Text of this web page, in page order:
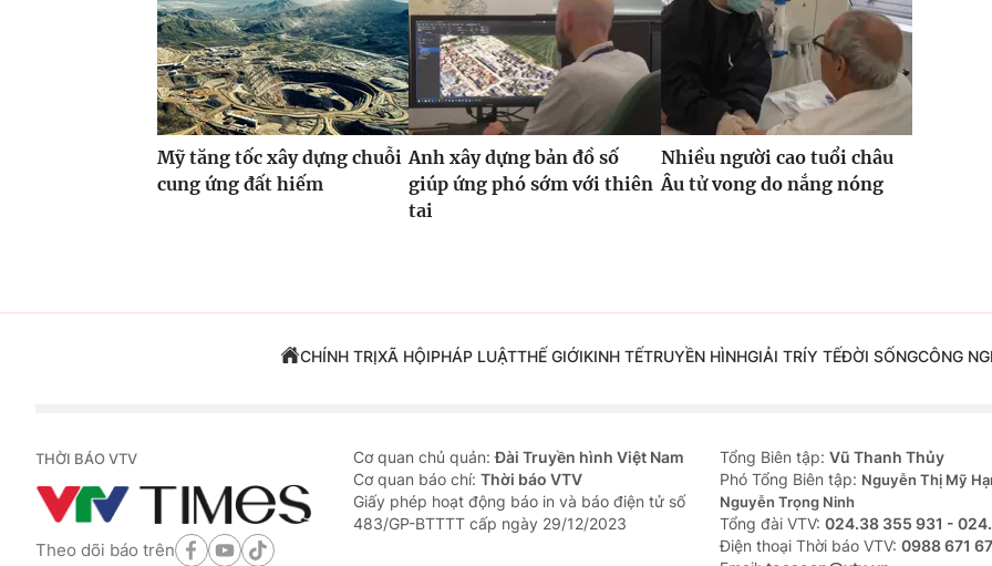
Mỹ tăng tốc xây dựng chuỗi
cung ứng đất hiếm
Anh xây dựng bản đồ số
giúp ứng phó sớm với thiên
tai
Nhiều người cao tuổi châu
Âu tử vong do nắng nóng
CHÍNH TRỊXÃ HỘIPHÁP LUẬTTHẾ GIỚIKINH TẾTRUYỀN HÌNHGIẢI TRÍY TẾĐỜI SỐNGCÔNG
THỜI BÁO VTV
Theo dõi báo trên
Cơ quan chủ quản:Đài Truyền hình Việt Nam
Cơ quan báo chí: Thời báo VTV
Giấy phép hoạt động báo in và báo điện tử số
483/GP-BTTTT cấp ngày 29/12/2023
Tổng Biên tập: Vũ Thanh Thủy
Phó Tổng Biên tập: Nguyễn Thị Mỹ
Nguyễn Trọng Ninh
Tổng đài VTV: 024.38 355 931 -
Ðiện thoại Thời báo VTV: 0988 671